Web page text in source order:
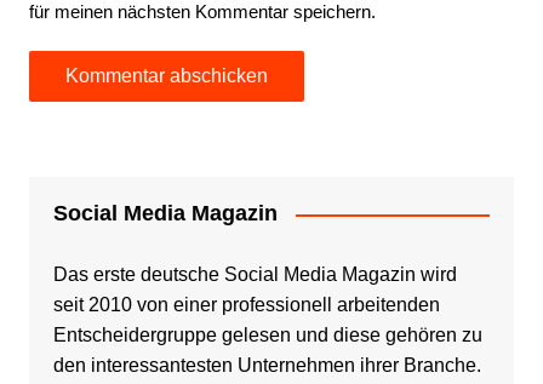
für meinen nächsten Kommentar speichern.
Social Media Magazin
Das erste deutsche Social Media Magazin wird
seit 2010 von einer professionell arbeitenden
Entscheidergruppe gelesen und diese gehören zu
den interessantesten Unternehmen ihrer Branche.